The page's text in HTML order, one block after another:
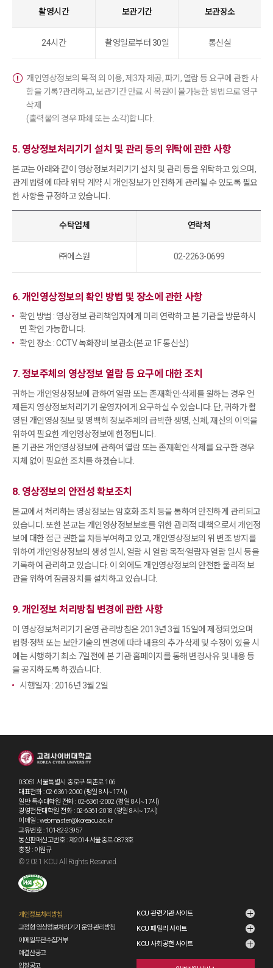
촬영시간 보관기간 보관장소
24시간 촬영일로부터 30일 통신실
개인영상정보의 목적 외 이용, 제3자 제공, 파기, 열람 등 요구에 관한 사
항을 기록?관리하고, 보관기간 만료 시 복원이 불가능한 방법으로 영구
삭제
(출력물의 경우 파쇄 또는 소각)합니다.
5. 영상정보처리기기 설치 및 관리 등의 위탁에 관한 사항
본교는 아래와 같이 영상정보처리기기 설치 및 관리 등을 위탁하고 있으며,
관계 법령에 따라 위탁 계약 시 개인정보가 안전하게 관리될 수 있도록 필요
한 사항을 규정하고 있습니다.
수탁업체 연락처
㈜에스원 02-2263-0699
6. 개인영상정보의 확인 방법 및 장소에 관한 사항
확인 방법 : 영상정보 관리책임자에게 미리 연락하고 본 기관을 방문하시
면 확인 가능합니다.
확인 장소 : CCTV 녹화장비 보관소(본교 1F 통신실)
7. 정보주체의 영상정보 열람 등 요구에 대한 조치
귀하는 개인영상정보에 관하여 열람 또는 존재확인·삭제를 원하는 경우 언
제든지 영상정보처리기기 운영자에게 요구하실 수 있습니다. 단, 귀하가 촬
영된 개인영상정보 및 명백히 정보주체의 급박한 생명, 신체, 재산의 이익을
위하여 필요한 개인영상정보에 한정됩니다.
본 기관은 개인영상정보에 관하여 열람 또는 존재확인·삭제를 요구한 경우
지체 없이 필요한 조치를 하겠습니다.
8. 영상정보의 안전성 확보조치
본교에서 처리하는 영상정보는 암호화 조치 등을 통하여 안전하게 관리되고
있습니다. 또한 본교는 개인영상정보보호를 위한 관리적 대책으로서 개인정
보에 대한 접근 권한을 차등부여하고 있고, 개인영상정보의 위·변조 방지를
위하여 개인영상정보의 생성 일시, 열람 시 열람 목적·열람자·열람 일시 등을
기록하여 관리하고 있습니다. 이 외에도 개인영상정보의 안전한 물리적 보
관을 위하여 잠금장치를 설치하고 있습니다.
9. 개인정보 처리방침 변경에 관한 사항
이 영상정보처리기기 운영·관리방침은 2013년 3월 15일에 제정되었으며
법령·정책 또는 보안기술의 변경에 따라 내용의 추가·삭제 및 수정이 있을 시
에는 시행하기 최소 7일전에 본 기관 홈페이지를 통해 변경사유 및 내용 등
을 공지하도록 하겠습니다.
시행일자 : 2016년 3월 2일
03051 서울특별시 종로구 북촌로 106
대표전화 : 02-6361-2000 (평일 8시~17시)
일반·특수대학원 전화 : 02-6361-2002 (평일 8시~17시)
경영전문대학원 전화 : 02-6361-2018 (평일 8시~17시)
이메일 : webmaster@koreacu.ac.kr
고유번호 : 101-82-23957
통신판매신고번호 : 제2014-서울종로-0873호
총장 : 이원규
© 2021 KCU All Rights Reserved.
개인정보처리방침
고정형 영상정보처리기기 운영·관리방침
이메일무단수집거부
예결산공고
입찰공고
KCU 관련기관 사이트
KCU 패밀리 사이트
KCU 사회공헌 사이트